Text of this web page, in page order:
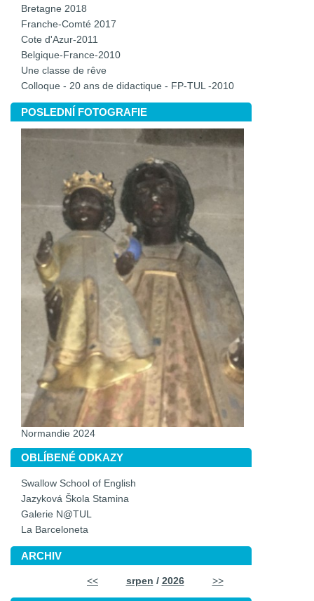
Bretagne 2018
Franche-Comté 2017
Cote d'Azur-2011
Belgique-France-2010
Une classe de rêve
Colloque - 20 ans de didactique - FP-TUL -2010
POSLEDNÍ FOTOGRAFIE
Normandie 2024
OBLÍBENÉ ODKAZY
Swallow School of English
Jazyková Škola Stamina
Galerie N@TUL
La Barceloneta
ARCHIV
<< srpen / 2026 >>